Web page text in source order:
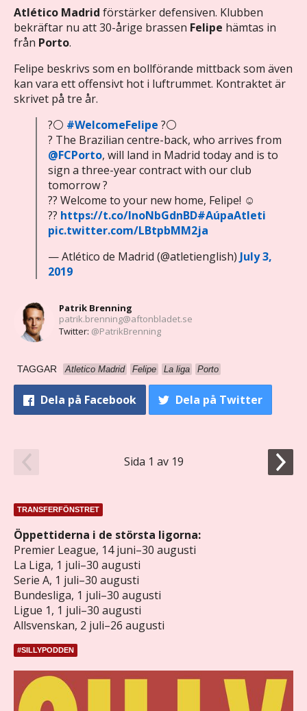
Atlético Madrid förstärker defensiven. Klubben
bekräftar nu att 30-årige brassen Felipe hämtas in
från Porto.
Felipe beskrivs som en bollförande mittback som även
kan vara ett offensivt hot i luftrummet. Kontraktet är
skrivet på tre år.
?⚪ #WelcomeFelipe ?⚪
? The Brazilian centre-back, who arrives from
@FCPorto, will land in Madrid today and is to
sign a three-year contract with our club
tomorrow ?
?? Welcome to your new home, Felipe! ☺
?? https://t.co/InoNbGdnBD#AúpaAtleti
pic.twitter.com/LBtpbMM2ja
— Atlético de Madrid (@atletienglish) July 3,
2019
Patrik Brenning
patrik.brenning@aftonbladet.se
Twitter: @PatrikBrenning
TAGGAR Atletico Madrid Felipe La liga Porto
Dela på Facebook Dela på Twitter
Sida 1 av 19
TRANSFERFÖNSTRET
Öppettiderna i de största ligorna:
Premier League, 14 juni–30 augusti
La Liga, 1 juli–30 augusti
Serie A, 1 juli–30 augusti
Bundesliga, 1 juli–30 augusti
Ligue 1, 1 juli–30 augusti
Allsvenskan, 2 juli–26 augusti
#SILLYPODDEN